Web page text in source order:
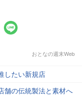
おとなの週末Web
したい新規店
舗の伝統製法と素材へ